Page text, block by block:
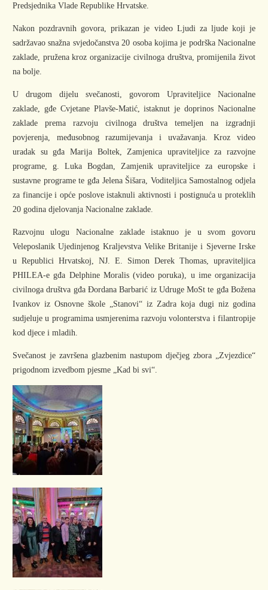
Predsjednika Vlade Republike Hrvatske.
Nakon pozdravnih govora, prikazan je video Ljudi za ljude koji je
sadržavao snažna svjedočanstva 20 osoba kojima je podrška Nacionalne
zaklade, pružena kroz organizacije civilnoga društva, promijenila život
na bolje.
U drugom dijelu svečanosti, govorom Upraviteljice Nacionalne
zaklade, gđe Cvjetane Plavše-Matić, istaknut je doprinos Nacionalne
zaklade prema razvoju civilnoga društva temeljen na izgradnji
povjerenja, međusobnog razumijevanja i uvažavanja. Kroz video
uradak su gđa Marija Boltek, Zamjenica upraviteljice za razvojne
programe, g. Luka Bogdan, Zamjenik upraviteljice za europske i
sustavne programe te gđa Jelena Šišara, Voditeljica Samostalnog odjela
za financije i opće poslove istaknuli aktivnosti i postignuća u proteklih
20 godina djelovanja Nacionalne zaklade.
Razvojnu ulogu Nacionalne zaklade istaknuo je u svom govoru
Veleposlanik Ujedinjenog Kraljevstva Velike Britanije i Sjeverne Irske
u Republici Hrvatskoj, NJ. E. Simon Derek Thomas, upraviteljica
PHILEA-e gđa Delphine Moralis (video poruka), u ime organizacija
civilnoga društva gđa Đordana Barbarić iz Udruge MoSt te gđa Božena
Ivankov iz Osnovne škole „Stanovi“ iz Zadra koja dugi niz godina
sudjeluje u programima usmjerenima razvoju volonterstva i filantropije
kod djece i mladih.
Svečanost je završena glazbenim nastupom dječjeg zbora „Zvjezdice“
prigodnom izvedbom pjesme „Kad bi svi“.